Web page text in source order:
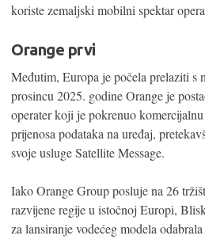
koriste zemaljski mobilni spektar
Orange prvi
Međutim, Europa je počela prelaziti s
prosincu 2025. godine Orange je
operater koji je pokrenuo
prijenosa podataka na uređaj,
svoje usluge Satellite Message.
Iako Orange Group posluje na 26
razvijene regije u istočnoj Europi,
za lansiranje vodećeg modela